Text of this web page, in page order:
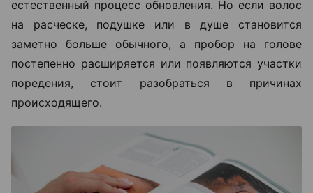
естественный процесс обновления. Но если волос
на расческе, подушке или в душе становится
заметно больше обычного, а пробор на голове
постепенно расширяется или появляются участки
поредения, стоит разобраться в причинах
происходящего.